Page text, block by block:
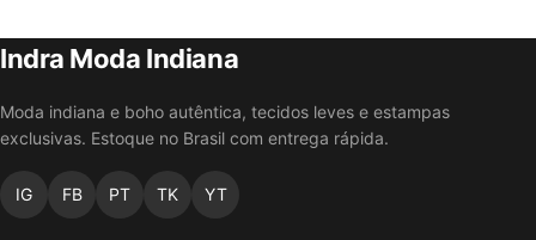
Indra Moda Indiana
Moda indiana e boho autêntica, tecidos leves e estampas
exclusivas. Estoque no Brasil com entrega rápida.
IG FB PT TK YT